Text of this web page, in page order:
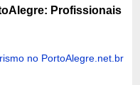
Profissionais
no PortoAlegre.net.br